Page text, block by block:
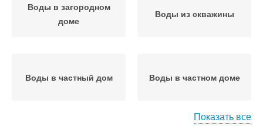
Воды в загородном
доме
Воды из скважины
Воды в частный дом Воды в частном доме
Показать все